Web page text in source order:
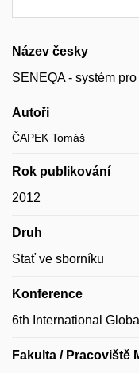
Název česky
SENEQA - systém
Autoři
ČAPEK Tomáš
Rok publikování
2012
Druh
Stať ve sborníku
Konference
6th International
Fakulta / Pracoviště